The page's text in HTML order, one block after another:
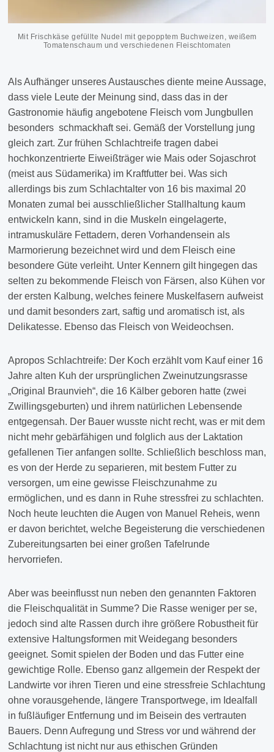
Mit Frischkäse gefüllte Nudel mit gepopptem Buchweizen, weißem
Tomatenschaum und verschiedenen Fleischtomaten
Als Aufhänger unseres Austausches diente meine Aussage,
dass viele Leute der Meinung sind, dass das in der
Gastronomie häufig angebotene Fleisch vom Jungbullen
besonders schmackhaft sei. Gemäß der Vorstellung jung
gleich zart. Zur frühen Schlachtreife tragen dabei
hochkonzentrierte Eiweißträger wie Mais oder Sojaschrot
(meist aus Südamerika) im Kraftfutter bei. Was sich
allerdings bis zum Schlachtalter von 16 bis maximal 20
Monaten zumal bei ausschließlicher Stallhaltung kaum
entwickeln kann, sind in die Muskeln eingelagerte,
intramuskuläre Fettadern, deren Vorhandensein als
Marmorierung bezeichnet wird und dem Fleisch eine
besondere Güte verleiht. Unter Kennern gilt hingegen das
selten zu bekommende Fleisch von Färsen, also Kühen vor
der ersten Kalbung, welches feinere Muskelfasern aufweist
und damit besonders zart, saftig und aromatisch ist, als
Delikatesse. Ebenso das Fleisch von Weideochsen.
Apropos Schlachtreife: Der Koch erzählt vom Kauf einer 16
Jahre alten Kuh der ursprünglichen Zweinutzungsrasse
„Original Braunvieh“, die 16 Kälber geboren hatte (zwei
Zwillingsgeburten) und ihrem natürlichen Lebensende
entgegensah. Der Bauer wusste nicht recht, was er mit dem
nicht mehr gebärfähigen und folglich aus der Laktation
gefallenen Tier anfangen sollte. Schließlich beschloss man,
es von der Herde zu separieren, mit bestem Futter zu
versorgen, um eine gewisse Fleischzunahme zu
ermöglichen, und es dann in Ruhe stressfrei zu schlachten.
Noch heute leuchten die Augen von Manuel Reheis, wenn
er davon berichtet, welche Begeisterung die verschiedenen
Zubereitungsarten bei einer großen Tafelrunde
hervorriefen.
Aber was beeinflusst nun neben den genannten Faktoren
die Fleischqualität in Summe? Die Rasse weniger per se,
jedoch sind alte Rassen durch ihre größere Robustheit für
extensive Haltungsformen mit Weidegang besonders
geeignet. Somit spielen der Boden und das Futter eine
gewichtige Rolle. Ebenso ganz allgemein der Respekt der
Landwirte vor ihren Tieren und eine stressfreie Schlachtung
ohne vorausgehende, längere Transportwege, im Idealfall
in fußläufiger Entfernung und im Beisein des vertrauten
Bauers. Denn Aufregung und Stress vor und während der
Schlachtung ist nicht nur aus ethischen Gründen